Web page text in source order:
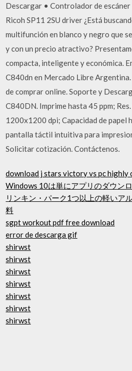
Descargar • Controlador de escáner
Ricoh SP11 2SU driver ¿Está
multifunción en blanco y negro que
y con un precio atractivo?
compacta, inteligente y económica.
C840dn en Mercado Libre
de comprar online. Soporte y
C840DN. Imprime hasta 45 ppm;
1200x1200 dpi; Capacidad de papel
pantalla táctil intuitiva para
Solicitar cotización. Contáctenos.
download j stars victory vs pc highly
Windows 10は単にアプリのダウン
リンキン・パーク1つ以上の軽いア
料
sgpt workout pdf free download
error de descarga gif
shirwst
shirwst
shirwst
shirwst
shirwst
shirwst
shirwst